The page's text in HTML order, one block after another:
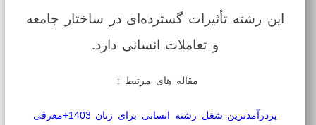
این رشته تأثیرات گسترده‌ای در ساختار جامعه
و تعاملات انسانی دارد.
مقاله های مرتبط :
پردرآمدترین شغل رشته انسانی برای زنان 1403+معرفی